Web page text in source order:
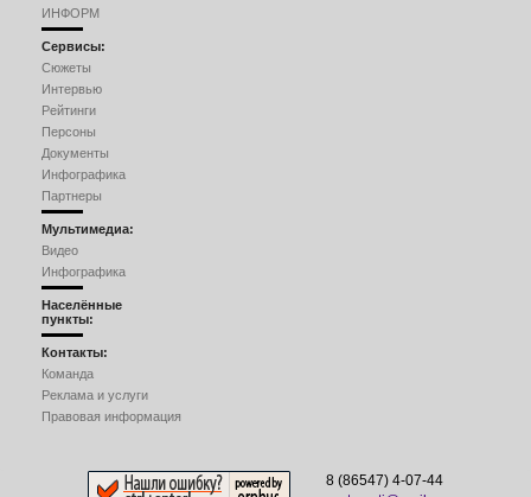
ИНФОРМ
Сервисы:
Сюжеты
Интервью
Рейтинги
Персоны
Документы
Инфографика
Партнеры
Мультимедиа:
Видео
Инфографика
Населённые
пункты:
Контакты:
Команда
Реклама и услуги
Правовая информация
8 (86547) 4-07-44